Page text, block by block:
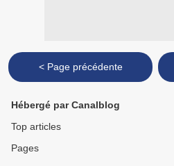
< Page précédente
Hébergé par Canalblog
Top articles
Pages